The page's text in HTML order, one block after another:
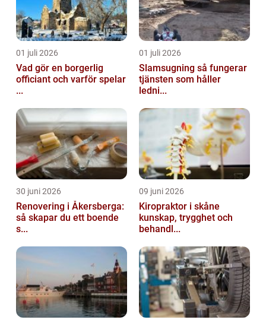
01 juli 2026
Vad gör en borgerlig
officiant och varför spelar
...
01 juli 2026
Slamsugning så fungerar
tjänsten som håller
ledni...
30 juni 2026
Renovering i Åkersberga:
så skapar du ett boende
s...
09 juni 2026
Kiropraktor i skåne
kunskap, trygghet och
behandl...